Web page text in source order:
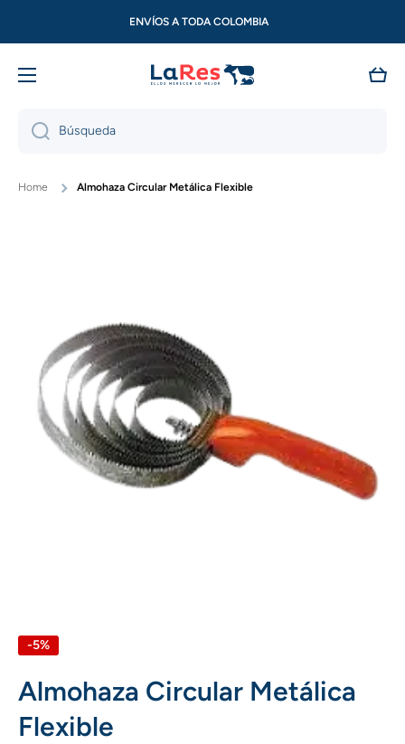
Ir directamente al contenidoENVÍOS A TODA COLOMBIA
Búsqueda
Home Almohaza Circular Metálica Flexible
-5%
Almohaza Circular Metálica
Flexible